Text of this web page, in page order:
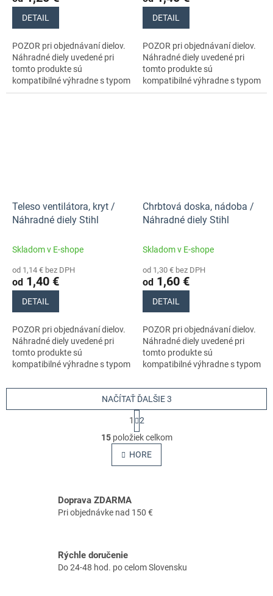
DETAIL
POZOR pri objednávaní dielov.
Náhradné diely uvedené pri
tomto produkte sú
kompatibilné výhradne s typom
stroja s číslom 42440112641.
DETAIL
POZOR pri objednávaní dielov.
Náhradné diely uvedené pri
tomto produkte sú
kompatibilné výhradne s typom
stroja s číslom 42440112641.
Teleso ventilátora, kryt /
Náhradné diely Stihl
Skladom v E-shope
od 1,14 € bez DPH
od 1,40 €
DETAIL
POZOR pri objednávaní dielov.
Náhradné diely uvedené pri
tomto produkte sú
kompatibilné výhradne s typom
Nezabudnite si preto
Chrbtová doska, nádoba /
Náhradné diely Stihl
Skladom v E-shope
od 1,30 € bez DPH
od 1,60 €
DETAIL
POZOR pri objednávaní dielov.
Náhradné diely uvedené pri
tomto produkte sú
kompatibilné výhradne s typom
Nezabudnite si preto
dôkladne...
O
v
l
á
i
k
NAČÍTAŤ ĎALŠIE 3
S
t
r
á
n
k
n
i
1
2
15položiek celkom
HORE
Doprava ZDARMA
Pri objednávke nad 150 €
Rýchle doručenie
Do 24-48 hod. po celom Slovensku